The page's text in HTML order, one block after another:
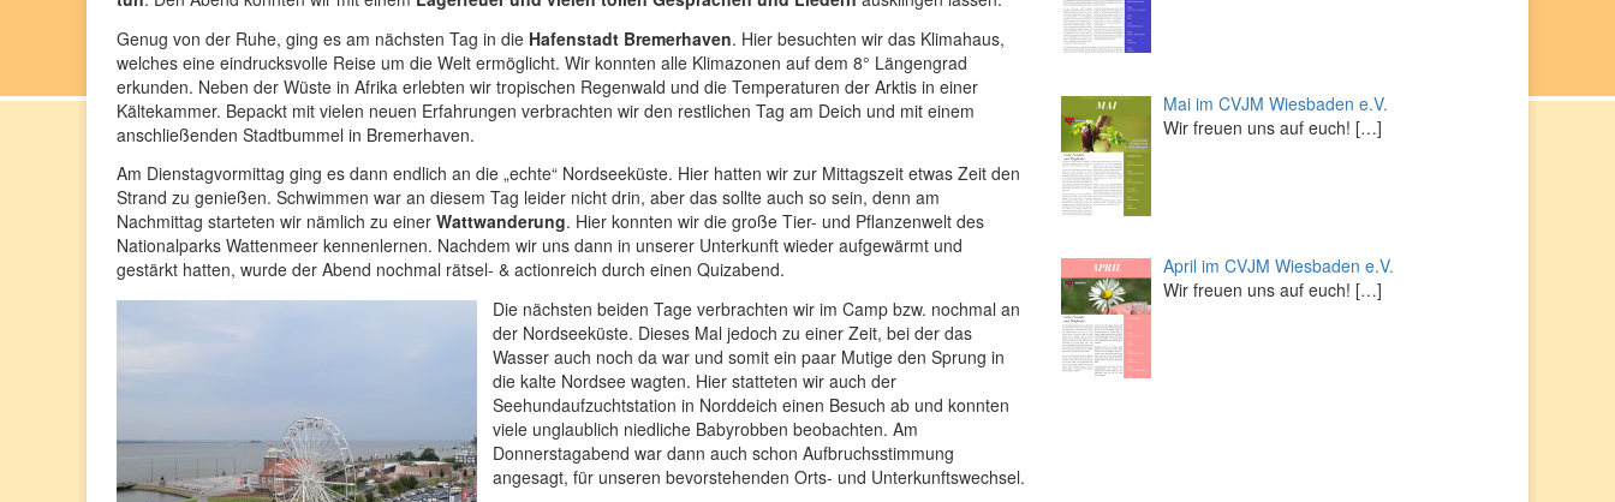
Genug von der Ruhe, ging es am nächsten Tag in die Hafenstadt Bremerhaven. Hier besuchten wir das Klimahaus,
welches eine eindrucksvolle Reise um die Welt ermöglicht. Wir konnten alle Klimazonen auf dem 8° Längengrad
erkunden. Neben der Wüste in Afrika erlebten wir tropischen Regenwald und die Temperaturen der Arktis in einer
Kältekammer. Bepackt mit vielen neuen Erfahrungen verbrachten wir den restlichen Tag am Deich und mit einem
anschließenden Stadtbummel in Bremerhaven.
Am Dienstagvormittag ging es dann endlich an die „echte“ Nordseeküste. Hier hatten wir zur Mittagszeit etwas Zeit den
Strand zu genießen. Schwimmen war an diesem Tag leider nicht drin, aber das sollte auch so sein, denn am
Nachmittag starteten wir nämlich zu einer Wattwanderung. Hier konnten wir die große Tier- und Pflanzenwelt des
Nationalparks Wattenmeer kennenlernen. Nachdem wir uns dann in unserer Unterkunft wieder aufgewärmt und
gestärkt hatten, wurde der Abend nochmal rätsel- & actionreich durch einen Quizabend.
Die nächsten beiden Tage verbrachten wir im Camp bzw. nochmal an
der Nordseeküste. Dieses Mal jedoch zu einer Zeit, bei der das
Wasser auch noch da war und somit ein paar Mutige den Sprung in
die kalte Nordsee wagten. Hier statteten wir auch der
Seehundaufzuchtstation in Norddeich einen Besuch ab und konnten
viele unglaublich niedliche Babyrobben beobachten. Am
Donnerstagabend war dann auch schon Aufbruchsstimmung
angesagt, für unseren bevorstehenden Orts- und Unterkunftswechsel.
Mai im CVJM Wiesbaden e.V.
Wir freuen uns auf euch! […]
April im CVJM Wiesbaden e.V.
Wir freuen uns auf euch! […]